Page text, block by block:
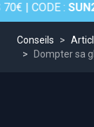
| CODE :SUN25
Conseils >
>
Dompter sa